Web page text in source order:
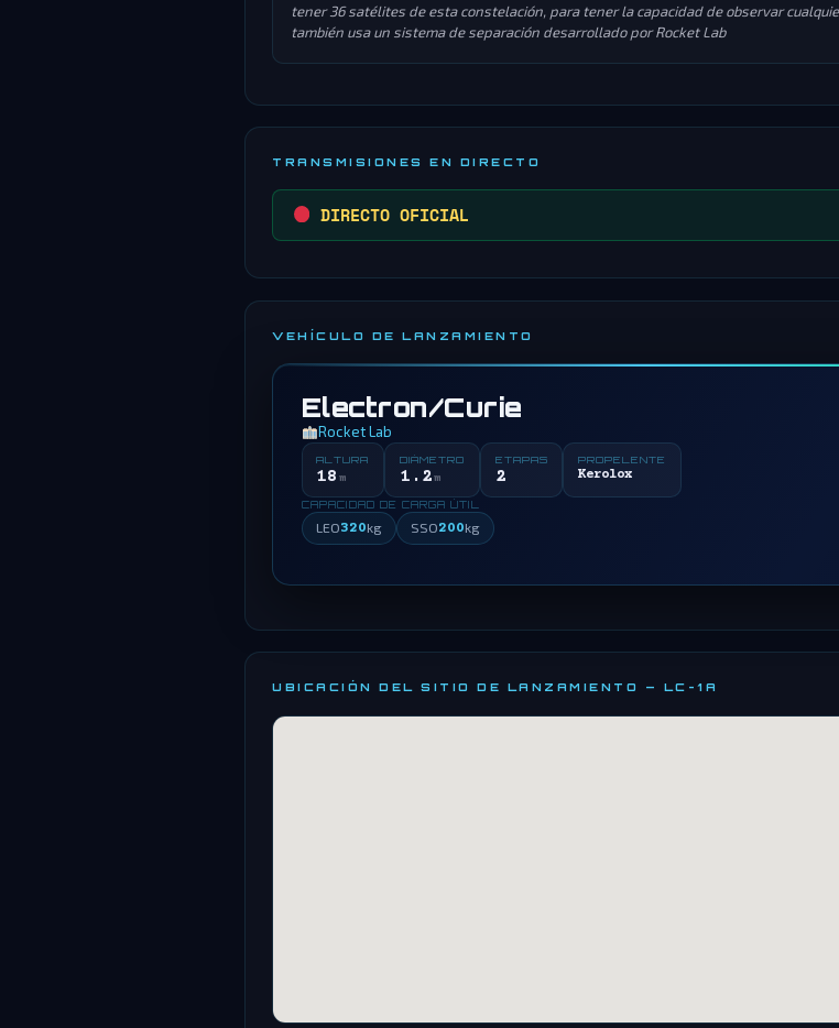
tener 36 satélites de esta constelación, para tener la capacidad de observar
también usa un sistema de separación desarrollado por Rocket Lab
TRANSMISIONES EN DIRECTO
DIRECTO OFICIAL
VEHÍCULO DE LANZAMIENTO
Electron/Curie
Rocket Lab
ALTURA
18 m
DIÁMETRO
1.2m
ETAPAS
2
PROPELENTE
Kerolox
CAPACIDAD DE CARGA ÚTIL
LEO320kg SSO200kg
UBICACIÓN DEL SITIO DE LANZAMIENTO — LC-1A